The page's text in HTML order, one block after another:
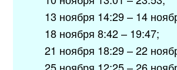
13 ноября 14:29 – 14
18 ноября 8:42 – 19:47;
21 ноября 18:29 – 22
25 ноября 12:25 – 26